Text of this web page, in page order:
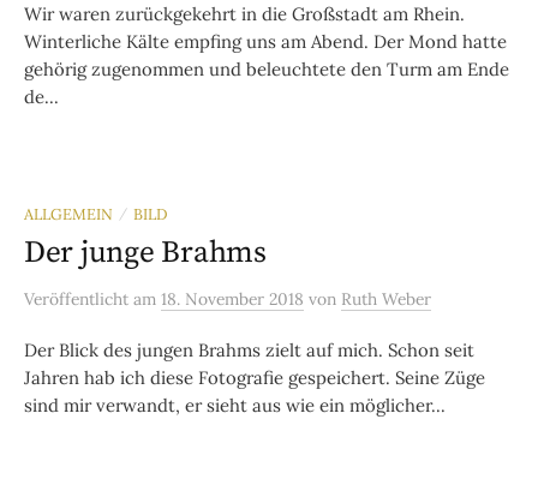
Wir waren zurückgekehrt in die Großstadt am Rhein.
Winterliche Kälte empfing uns am Abend. Der Mond hatte
gehörig zugenommen und beleuchtete den Turm am Ende
de...
ALLGEMEIN / BILD
Der junge Brahms
Veröffentlicht am 18. November 2018 von Ruth Weber
Der Blick des jungen Brahms zielt auf mich. Schon seit
Jahren hab ich diese Fotografie gespeichert. Seine Züge
sind mir verwandt, er sieht aus wie ein möglicher...